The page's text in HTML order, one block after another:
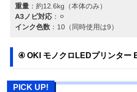
重量 ：約12.6kg（本体のみ）
A3ノビ対応 ：⚪︎
インク色数 ：10（同時使用は9）
④ OKI モノクロLEDプリンター
PICK UP!